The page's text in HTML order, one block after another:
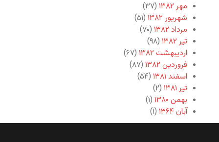
مهر ۱۳۸۲
(۳۷)
شهریور ۱۳۸۲
(۵۱)
مرداد ۱۳۸۲
(۷۰)
تیر ۱۳۸۲
(۹۸)
اردیبهشت ۱۳۸۲
(۶۷)
فروردین ۱۳۸۲
(۸۷)
اسفند ۱۳۸۱
(۵۴)
تیر ۱۳۸۱
(۲)
بهمن ۱۳۸۰
(۱)
آبان ۱۳۶۴
(۱)